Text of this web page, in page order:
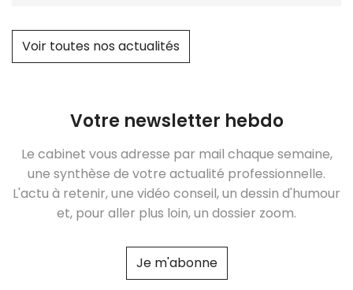
Voir toutes nos actualités
Votre newsletter hebdo
Le cabinet vous adresse par mail chaque semaine,
une synthèse de votre actualité professionnelle.
L'actu à retenir, une vidéo conseil, un dessin d'humour
et, pour aller plus loin, un dossier zoom.
Je m'abonne